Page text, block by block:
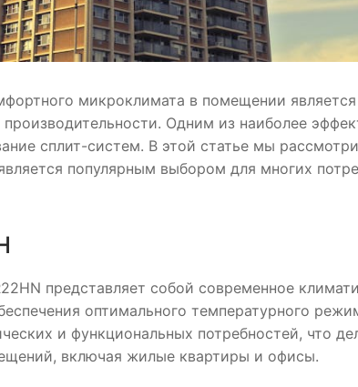
микроклимата в помещении
Одним из наиболее
сплит-систем. В этой статье мы
популярным выбором для многих
представляет собой современное
оптимального температурного
и функциональных потребностей, что
включая жилые квартиры и офисы.